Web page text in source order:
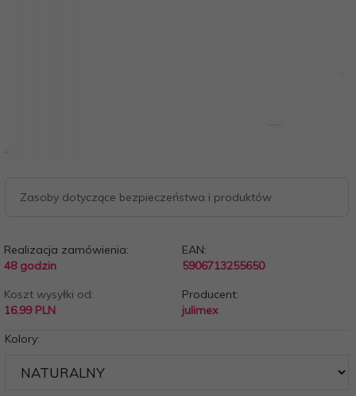
Zasoby dotyczące bezpieczeństwa i produktów
Realizacja zamówienia:
48 godzin
EAN:
5906713255650
Koszt wysyłki od:
16.99 PLN
Producent:
julimex
Kolory: